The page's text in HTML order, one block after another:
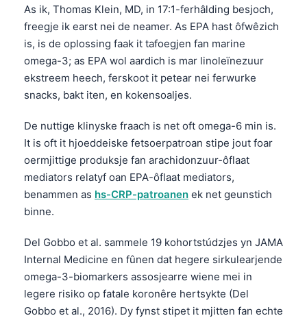
As ik, Thomas Klein, MD, in 17:1-ferhâlding besjoch,
freegje ik earst nei de neamer. As EPA hast ôfwêzich
is, is de oplossing faak it tafoegjen fan marine
omega-3; as EPA wol aardich is mar linoleïnezuur
ekstreem heech, ferskoot it petear nei ferwurke
snacks, bakt iten, en kokensoaljes.
De nuttige klinyske fraach is net oft omega-6 min is.
It is oft it hjoeddeiske fetsoerpatroan stipe jout foar
oermjittige produksje fan arachidonzuur-ôflaat
mediators relatyf oan EPA-ôflaat mediators,
benammen as hs-CRP-patroanen ek net geunstich
binne.
Del Gobbo et al. sammele 19 kohortstúdzjes yn JAMA
Internal Medicine en fûnen dat hegere sirkulearjende
omega-3-biomarkers assosjearre wiene mei in
legere risiko op fatale koronêre hertsykte (Del
Gobbo et al., 2016). Dy fynst stipet it mjitten fan echte